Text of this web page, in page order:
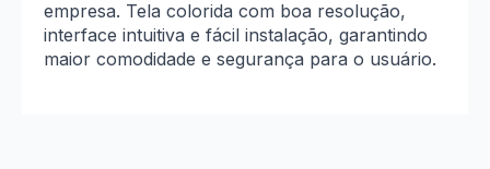
empresa. Tela colorida com boa resolução,
interface intuitiva e fácil instalação, garantindo
maior comodidade e segurança para o usuário.